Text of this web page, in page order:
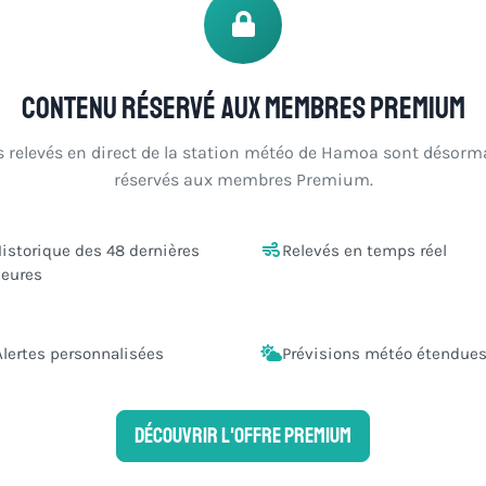
Contenu réservé aux membres Premium
relevés en direct de la station météo de Hamoa sont
réservés aux membres Premium.
des 48 dernières
Relevés en temps réel
personnalisées Prévisions météo étendues
Découvrir l'offre Premium